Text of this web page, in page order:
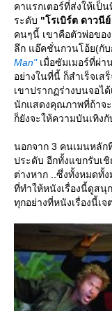
คาแรกเตอร์ที่ส่งให้เป็
ระดับ "โรเบิร์ต ดาวนี
คนๆนี้ เขาคือตัวพ่อขอ
ลึก แอ๊คชั่นกวนโอ้ย(กับ
Man"เมื่อซัมเมอร์ที่ผ่
อย่างในที่นี้ ก็สำเร็จเ
เขาปรากฏร่างบนจอไ
นักแสดงคุณภาพที่ถ้าจ
ก็ยังจะให้ความบันเทิง
นอกจาก 3 คนเมนหลัก
ประดับ อีกทั้งแขกรับเ
ต่างหาก ..ซึ่งทั้งหมดทั้
ที่ทำให้หนังเรื่องนี้ดูสนุ
ทุกอย่างที่หนังเรื่องนี้เ